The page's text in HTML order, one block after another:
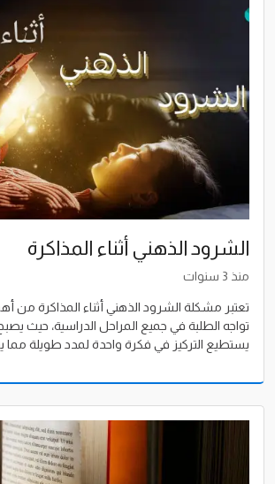
الشرود الذهني أثناء المذاكرة
منذ 3 سنوات
تعتبر مشكلة الشرود الذهني أثناء المذاكرة من
تواجه الطلبة في جميع المراحل الدراسية، حيث
يستطيع التركيز في فكرة واحدة لمدد طويلة مما
الشهرية أو أثناء الدراسة في الفصل الدراسي.